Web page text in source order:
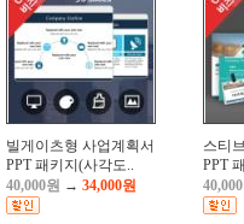
빌게이츠형 사업계획서
PPT 패키지(사각도..
40,000원 → 34,000원
스티
PPT